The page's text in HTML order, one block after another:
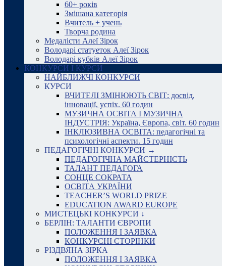
60+ років
Змішана категорія
Вчитель + учень
Творча родина
Медалісти Алеї Зірок
Володарі статуеток Алеї Зірок
Володарі кубків Алеї Зірок
КОНКУРСИ І КУРСИ
НАЙБЛИЖЧІ КОНКУРСИ
КУРСИ
ВЧИТЕЛІ ЗМІНЮЮТЬ СВІТ: досвід,
інновації, успіх. 60 годин
МУЗИЧНА ОСВІТА І МУЗИЧНА
ІНДУСТРІЯ: Україна, Європа, світ. 60 годин
ІНКЛЮЗИВНА ОСВІТА: педагогічні та
психологічні аспекти. 15 годин
ПЕДАГОГІЧНІ КОНКУРСИ →
ПЕДАГОГІЧНА МАЙСТЕРНІСТЬ
ТАЛАНТ ПЕДАГОГА
СОНЦЕ СОКРАТА
ОСВІТА УКРАЇНИ
TEACHER’S WORLD PRIZE
EDUCATION AWARD EUROPE
МИСТЕЦЬКІ КОНКУРСИ ↓
БЕРЛІН: ТАЛАНТИ ЄВРОПИ
ПОЛОЖЕННЯ І ЗАЯВКА
КОНКУРСНІ СТОРІНКИ
РІЗДВЯНА ЗІРКА
ПОЛОЖЕННЯ І ЗАЯВКА